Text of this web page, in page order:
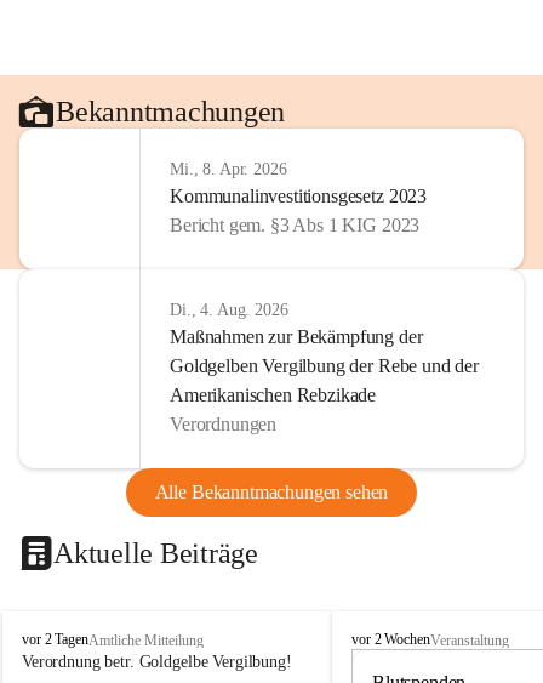
Bekanntmachungen
Mi., 8. Apr. 2026
Kommunalinvestitionsgesetz 2023
Bericht gem. §3 Abs 1 KIG 2023
Di., 4. Aug. 2026
Maßnahmen zur Bekämpfung der
Goldgelben Vergilbung der Rebe und der
Amerikanischen Rebzikade
Verordnungen
Alle Bekanntmachungen sehen
Aktuelle Beiträge
B
r
vor 2 TagenAmtliche Mitteilung
Verordnung betr. Goldgelbe Vergilbung!
B
vor 2 WochenVeranstaltung